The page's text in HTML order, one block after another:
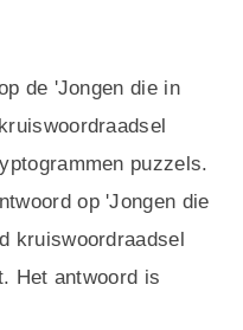
de 'Jongen die in
puzzels.
op 'Jongen die
kruiswoordraadsel
Het antwoord is